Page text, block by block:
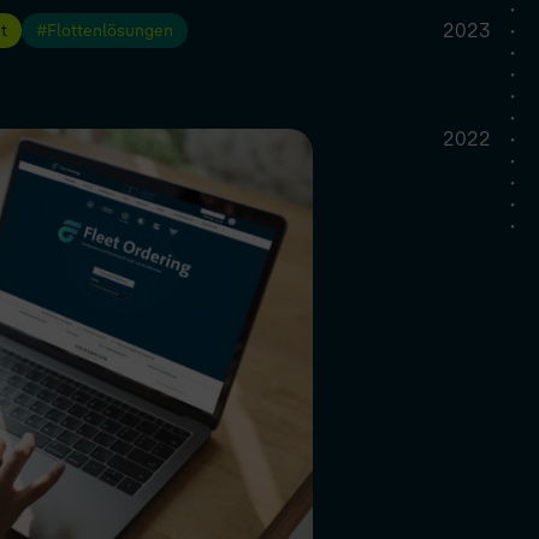
•
2023
•
•
•
•
•
2022
•
•
•
•
•
Flottenlösungen